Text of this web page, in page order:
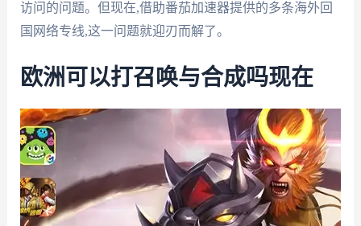
访问的问题。但现在,借助番茄加速器提供的多条海外回
国网络专线,这一问题就迎刃而解了。
欧洲可以打召唤与合成吗现在